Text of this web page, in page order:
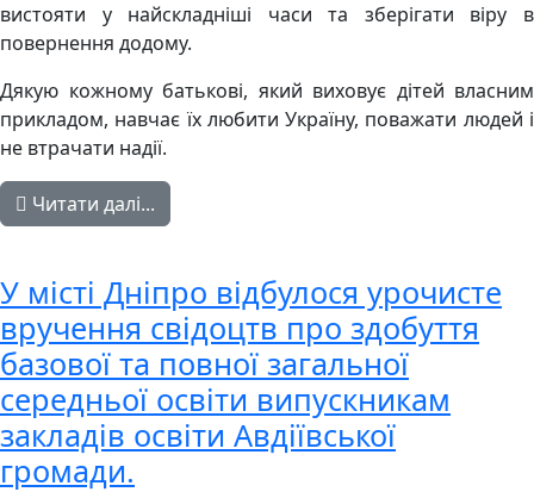
вистояти у найскладніші часи та зберігати віру в
повернення додому.
Дякую кожному батькові, який виховує дітей власним
прикладом, навчає їх любити Україну, поважати людей і
не втрачати надії.
Читати далі...
У місті Дніпро відбулося урочисте
вручення свідоцтв про здобуття
базової та повної загальної
середньої освіти випускникам
закладів освіти Авдіївської
громади.